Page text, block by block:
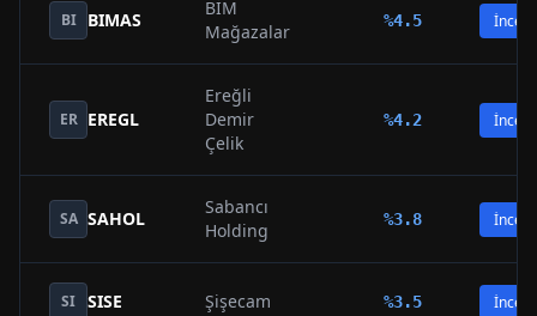
BI BIMAS
BİM
Mağazalar
%4.5 İncele
ER EREGL
Ereğli
Demir
Çelik
%4.2 İncele
SA SAHOL
Sabancı
Holding
%3.8 İncele
SI SISE Şişecam %3.5 İncele